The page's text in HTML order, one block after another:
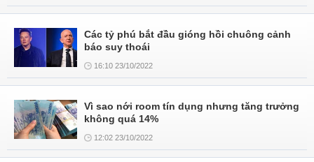
Các tỷ phú bắt đầu gióng hồi chuông cảnh
báo suy thoái
16:10 23/10/2022
Vì sao nới room tín dụng nhưng tăng trưởng
không quá 14%
12:02 23/10/2022